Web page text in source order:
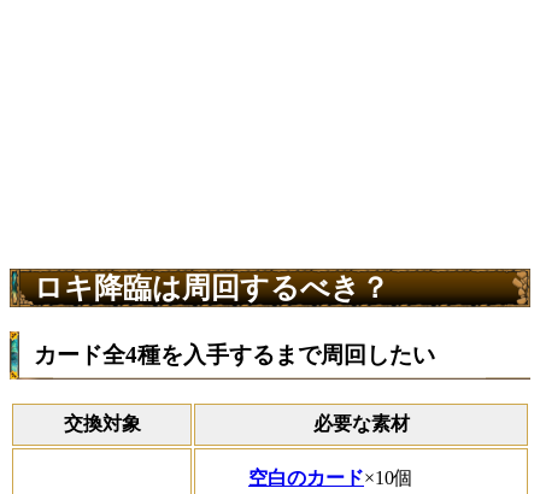
ロキ降臨は周回するべき？
カード全4種を入手するまで周回したい
交換対象 必要な素材
空白のカード×10個